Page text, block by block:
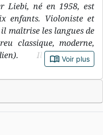
Liebi, né en 1958, est
enfants. Violoniste et
maîtrise les langues de
classique, moderne,
Il enseigne
et du Moyen-Orient, et
dans le monde entier.
projets de
il est également
dans les domaines du
book_open Voir plus